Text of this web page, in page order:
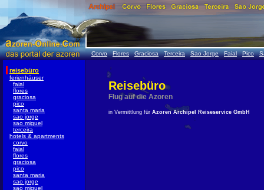
Corvo Flores Graciosa Terceira Sao Jorge Faial Pico
reisebüro
ferienhäuser
faial
flores
graciosa
pico
santa maria
sao jorge
sao miguel
terceira
hotels & apartments
corvo
faial
flores
graciosa
pico
santa maria
sao jorge
sao miguel
Reisebüro
Flug auf die Azoren
in Vermittlung für Azoren Archipel Reiseservice GmbH